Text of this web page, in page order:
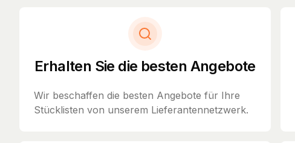
Erhalten Sie die besten Angebote
Wir beschaffen die besten Angebote für Ihre
Stücklisten von unserem Lieferantennetzwerk.